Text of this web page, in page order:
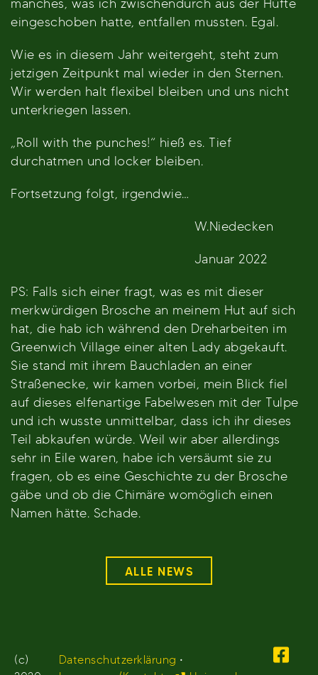
manches, was ich zwischendurch aus der Hüfte
eingeschoben hatte, entfallen mussten. Egal.
Wie es in diesem Jahr weitergeht, steht zum
jetzigen Zeitpunkt mal wieder in den Sternen.
Wir werden halt flexibel bleiben und uns nicht
unterkriegen lassen.
„Roll with the punches!“ hieß es. Tief
durchatmen und locker bleiben.
Fortsetzung folgt, irgendwie…
W.Niedecken
Januar 2022
PS: Falls sich einer fragt, was es mit dieser
merkwürdigen Brosche an meinem Hut auf sich
hat, die hab ich während den Dreharbeiten im
Greenwich Village einer alten Lady abgekauft.
Sie stand mit ihrem Bauchladen an einer
Straßenecke, wir kamen vorbei, mein Blick fiel
auf dieses elfenartige Fabelwesen mit der Tulpe
und ich wusste unmittelbar, dass ich ihr dieses
Teil abkaufen würde. Weil wir aber allerdings
sehr in Eile waren, habe ich versäumt sie zu
fragen, ob es eine Geschichte zu der Brosche
gäbe und ob die Chimäre womöglich einen
Namen hätte. Schade.
ALLE NEWS
(c)
Datenschutzerklärung •